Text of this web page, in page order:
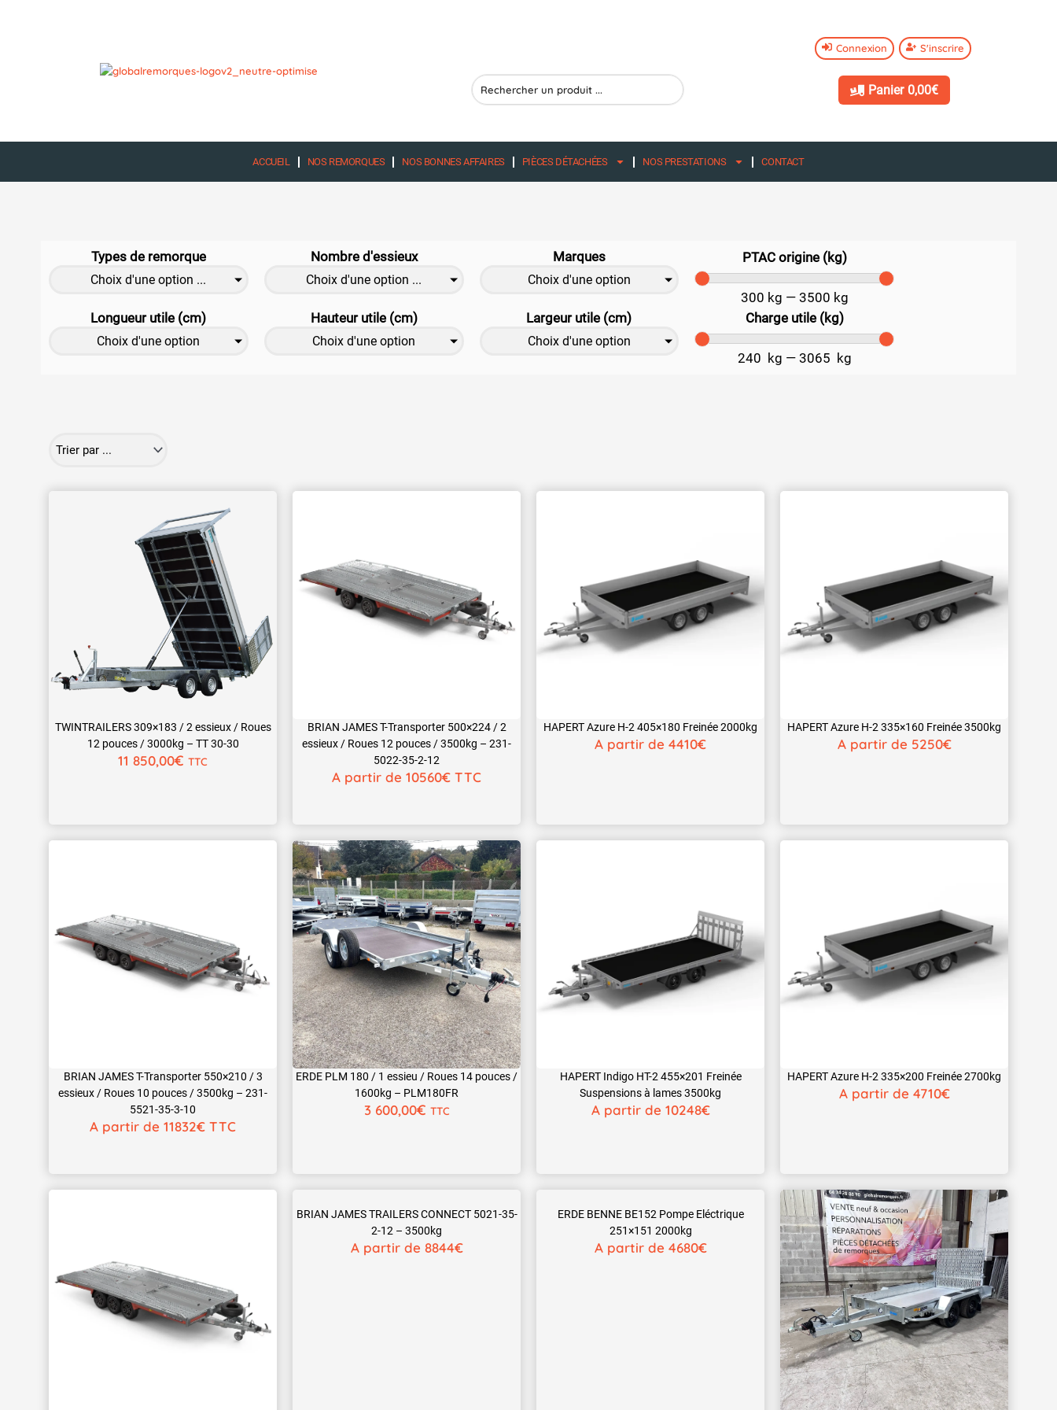
Search
...
Connexion S'inscrire
Panier 0,00€
ACCUEIL NOS REMORQUES NOS BONNES AFFAIRES PIÈCES DÉTACHÉES NOS PRESTATIONS CONTACT
Types de remorque
Choix d'une option ...
Longueur utile (cm)
Choix d'une option
Nombre d'essieux
Choix d'une option ...
Hauteur utile (cm)
Choix d'une option
Marques
Choix d'une option
Largeur utile (cm)
Choix d'une option
PTAC origine (kg)
300 kg — 3500 kg
Charge utile (kg)
240 kg — 3065 kg
TWINTRAILERS 309×183 / 2 essieux / Roues
12 pouces / 3000kg – TT 30-30
11 850,00€ TTC
BRIAN JAMES T-Transporter 500×224 / 2
essieux / Roues 12 pouces / 3500kg – 231-
5022-35-2-12
A partir de 10560€ TTC
HAPERT Azure H-2 405×180 Freinée 2000kg
A partir de 4410€
HAPERT Azure H-2 335×160 Freinée 3500kg
A partir de 5250€
BRIAN JAMES T-Transporter 550×210 / 3
essieux / Roues 10 pouces / 3500kg – 231-
5521-35-3-10
A partir de 11832€ TTC
ERDE PLM 180 / 1 essieu / Roues 14 pouces /
1600kg – PLM180FR
3 600,00€ TTC
HAPERT Indigo HT-2 455×201 Freinée
Suspensions à lames 3500kg
A partir de 10248€
HAPERT Azure H-2 335×200 Freinée 2700kg
A partir de 4710€
BRIAN JAMES TRAILERS CONNECT 5021-35-
2-12 – 3500kg
A partir de 8844€
ERDE BENNE BE152 Pompe Eléctrique
251×151 2000kg
A partir de 4680€